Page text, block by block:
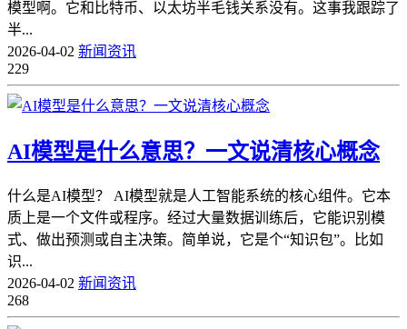
模型啊。它和比特币、以太坊半毛钱关系没有。这事我跟踪了
半...
2026-04-02 新闻资讯
229
AI模型是什么意思？一文说清核心概念
什么是AI模型？ AI模型就是人工智能系统的核心组件。它本
质上是一个文件或程序。经过大量数据训练后，它能识别模
式、做出预测或自主决策。简单说，它是个“知识包”。比如
识...
2026-04-02 新闻资讯
268